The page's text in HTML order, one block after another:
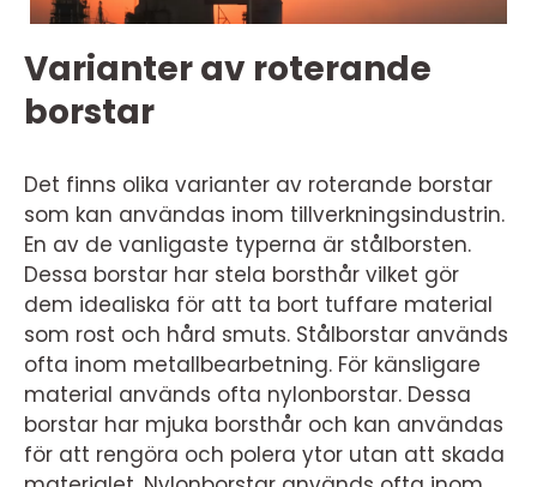
Varianter av roterande
borstar
Det finns olika varianter av roterande borstar
som kan användas inom tillverkningsindustrin.
En av de vanligaste typerna är stålborsten.
Dessa borstar har stela borsthår vilket gör
dem idealiska för att ta bort tuffare material
som rost och hård smuts. Stålborstar används
ofta inom metallbearbetning. För känsligare
material används ofta nylonborstar. Dessa
borstar har mjuka borsthår och kan användas
för att rengöra och polera ytor utan att skada